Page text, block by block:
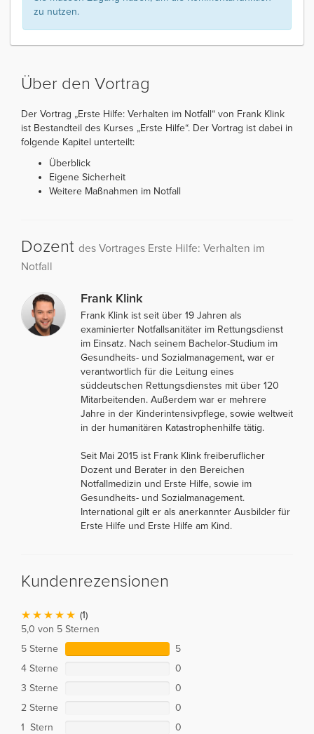
zu nutzen.
Über den Vortrag
Der Vortrag „Erste Hilfe: Verhalten im Notfall“ von Frank Klink
ist Bestandteil des Kurses „Erste Hilfe“. Der Vortrag ist dabei in
folgende Kapitel unterteilt:
Überblick
Eigene Sicherheit
Weitere Maßnahmen im Notfall
Dozent des Vortrages Erste Hilfe: Verhalten im
Notfall
Frank Klink
Frank Klink ist seit über 19 Jahren als
examinierter Notfallsanitäter im Rettungsdienst
im Einsatz. Nach seinem Bachelor-Studium im
Gesundheits- und Sozialmanagement, war er
verantwortlich für die Leitung eines
süddeutschen Rettungsdienstes mit über 120
Mitarbeitenden. Außerdem war er mehrere
Jahre in der Kinderintensivpflege, sowie weltweit
in der humanitären Katastrophenhilfe tätig.
Seit Mai 2015 ist Frank Klink freiberuflicher
Dozent und Berater in den Bereichen
Notfallmedizin und Erste Hilfe, sowie im
Gesundheits- und Sozialmanagement.
International gilt er als anerkannter Ausbilder für
Erste Hilfe und Erste Hilfe am Kind.
Kundenrezensionen
(1)
5,0 von 5 Sternen
5 Sterne
5
4 Sterne
0
3 Sterne
0
2 Sterne
0
1 Stern
0